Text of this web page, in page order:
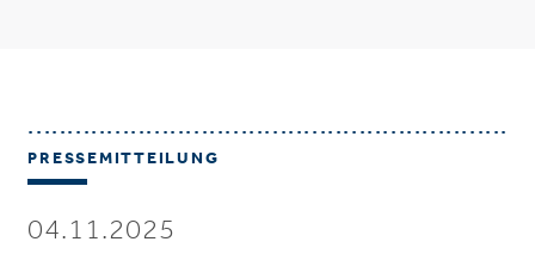
PRESSEMITTEILUNG
04.11.2025